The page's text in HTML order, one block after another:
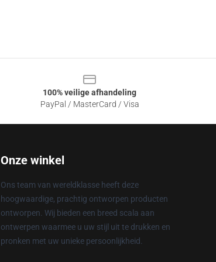
100% veilige afhandeling
PayPal / MasterCard / Visa
Onze winkel
Ons team van wereldklasse heeft deze
hoogwaardige, prachtig ontworpen producten
ontworpen. Wij bieden een breed scala aan
ontwerpen waarmee u uw stijl uit te drukken en
pronken met uw unieke persoonlijkheid.